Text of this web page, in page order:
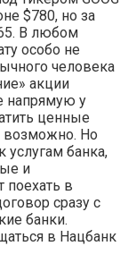
$780, но за
В любом
особо не
человека
акции
напрямую у
ценные
возможно. Но
услугам банка,
и
поехать в
сразу с
банки.
в Нацбанк